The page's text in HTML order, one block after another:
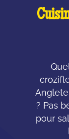
? Pas
pour